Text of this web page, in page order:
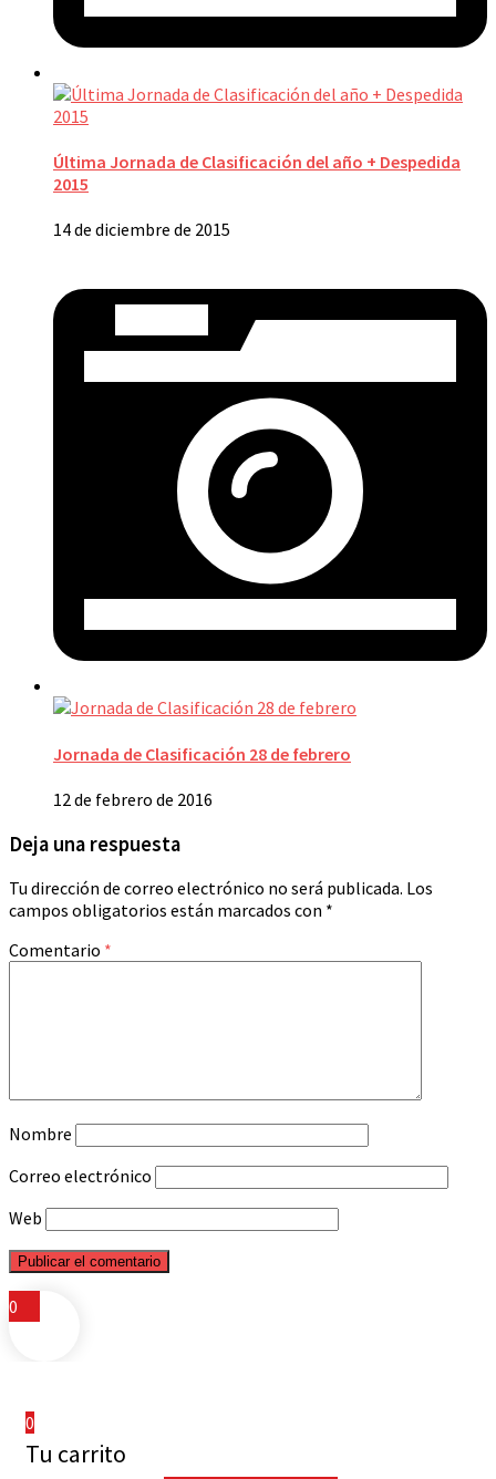
Última Jornada de Clasificación del año + Despedida
2015
14 de diciembre de 2015
Jornada de Clasificación 28 de febrero
12 de febrero de 2016
Deja una respuesta
Tu dirección de correo electrónico no será publicada. Los
campos obligatorios están marcados con *
Comentario *
Nombre
Correo electrónico
Web
0
0
Tu carrito